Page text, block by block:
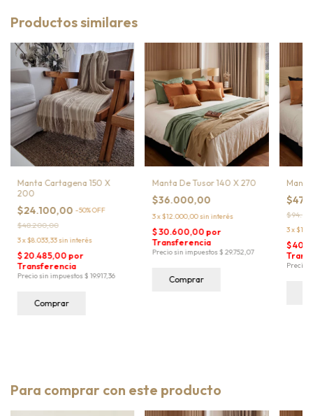
Productos similares
Manta Cartagena 150 X
200
$24.100,00 -50%OFF
$48.200,00
3x$8.033,33sin interés
Comprar
Manta De Tusor 140 X 270
$36.000,00
3x$12.000,00sin interés
Comprar
3x
Para comprar con este producto